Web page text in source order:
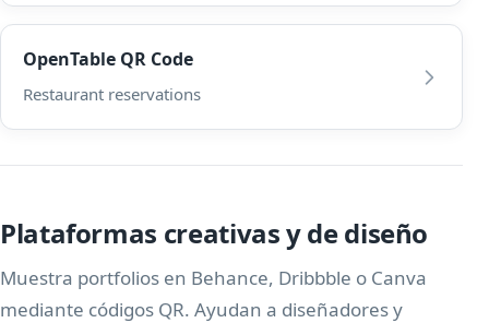
OpenTable QR Code
Restaurant reservations
Plataformas creativas y de diseño
Muestra portfolios en Behance, Dribbble o Canva
mediante códigos QR. Ayudan a diseñadores y